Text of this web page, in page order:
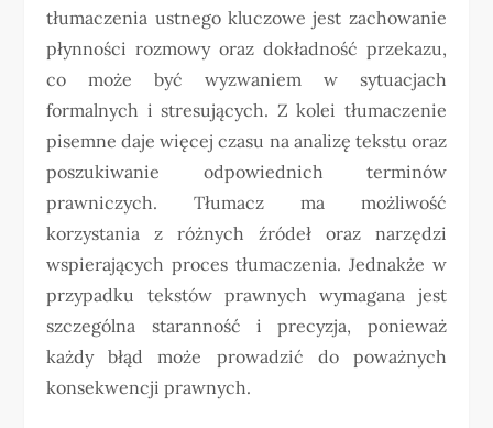
tłumaczenia ustnego kluczowe jest zachowanie
płynności rozmowy oraz dokładność przekazu,
co może być wyzwaniem w sytuacjach
formalnych i stresujących. Z kolei tłumaczenie
pisemne daje więcej czasu na analizę tekstu oraz
poszukiwanie odpowiednich terminów
prawniczych. Tłumacz ma możliwość
korzystania z różnych źródeł oraz narzędzi
wspierających proces tłumaczenia. Jednakże w
przypadku tekstów prawnych wymagana jest
szczególna staranność i precyzja, ponieważ
każdy błąd może prowadzić do poważnych
konsekwencji prawnych.